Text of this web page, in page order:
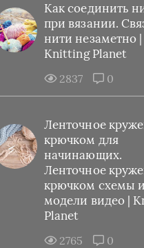
Как соединить
при вязании.
нити незаметно |
Knitting Planet
2837 0
Ленточное
крючком для
начинающих.
Ленточное
крючком схемы и
модели видео |
Planet
2765 0